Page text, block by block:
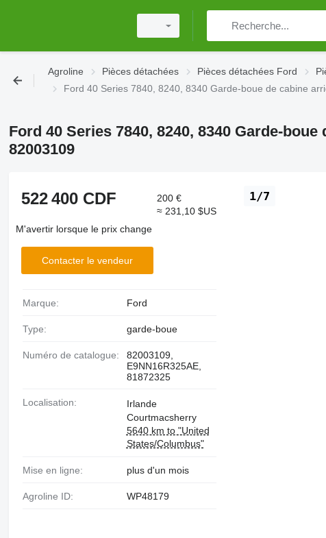
Agroline Pièces détachées Pièces détachées Ford
Ford 40 Series 7840, 8240, 8340 Garde-boue de cabine
Ford 40 Series 7840, 8240, 8340 Garde-
82003109
1/7
522 400 CDF
200 €
≈ 231,10 $US
M'avertir lorsque le prix change
Contacter le vendeur
Marque: Ford
Type: garde-boue
Numéro de catalogue:
82003109,
E9NN16R325AE,
81872325
Localisation:
Irlande
Courtmacsherry
5640 km to "United
States/Columbus"
Mise en ligne: plus d'un mois
Agroline ID: WP48179